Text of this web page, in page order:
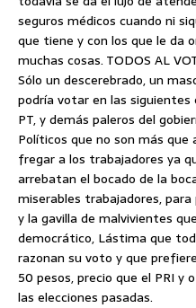
seguros médicos cuando ni
que tiene y con los que le da
muchas cosas. TODOS AL
Sólo un descerebrado, un
podría votar en las siguientes
PT, y demás paleros del
Políticos que no son más que
fregar a los trabajadores ya
arrebatan el bocado de la
miserables trabajadores,
y la gavilla de malvivientes
democrático, Lástima que
razonan su voto y que
50 pesos, precio que el PRI
las elecciones pasadas.